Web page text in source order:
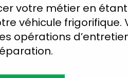
votre métier en
véhicule frigorifique.
opérations